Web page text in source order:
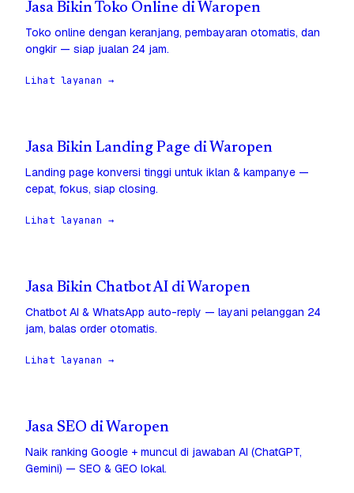
Jasa Bikin Toko Online di Waropen
Toko online dengan keranjang, pembayaran otomatis, dan
ongkir — siap jualan 24 jam.
Lihat layanan →
Jasa Bikin Landing Page di Waropen
Landing page konversi tinggi untuk iklan & kampanye —
cepat, fokus, siap closing.
Lihat layanan →
Jasa Bikin Chatbot AI di Waropen
Chatbot AI & WhatsApp auto-reply — layani pelanggan 24
jam, balas order otomatis.
Lihat layanan →
Jasa SEO di Waropen
Naik ranking Google + muncul di jawaban AI (ChatGPT,
Gemini) — SEO & GEO lokal.